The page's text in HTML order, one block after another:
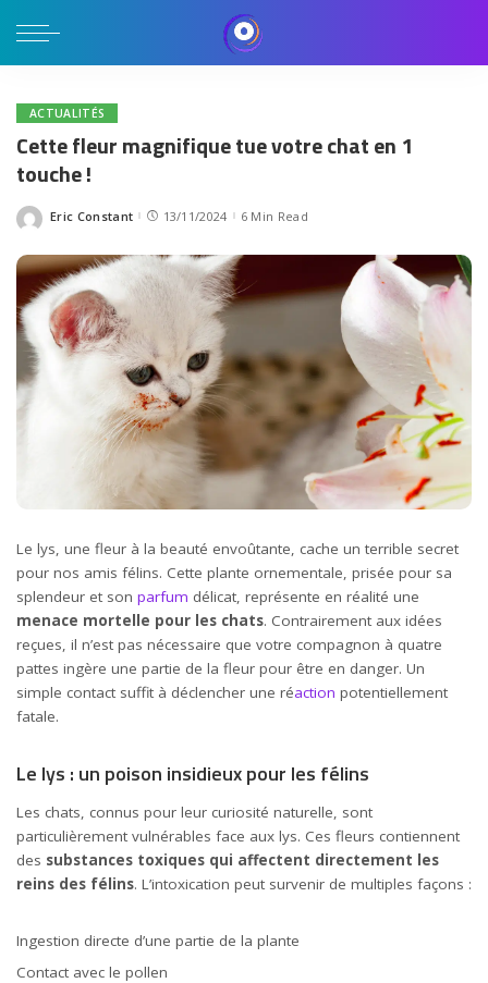
ACTUALITÉS
Cette fleur magnifique tue votre chat en 1
touche !
Posted
Eric Constant 13/11/2024 6 Min Read
Le lys, une fleur à la beauté envoûtante, cache un terrible secret
pour nos amis félins. Cette plante ornementale, prisée pour sa
splendeur et son parfum délicat, représente en réalité une
menace mortelle pour les chats. Contrairement aux idées
reçues, il n’est pas nécessaire que votre compagnon à quatre
pattes ingère une partie de la fleur pour être en danger. Un
simple contact suffit à déclencher une réaction potentiellement
fatale.
Le lys : un poison insidieux pour les félins
Les chats, connus pour leur curiosité naturelle, sont
particulièrement vulnérables face aux lys. Ces fleurs contiennent
des substances toxiques qui affectent directement les
reins des félins. L’intoxication peut survenir de multiples façons :
Ingestion directe d’une partie de la plante
Contact avec le pollen